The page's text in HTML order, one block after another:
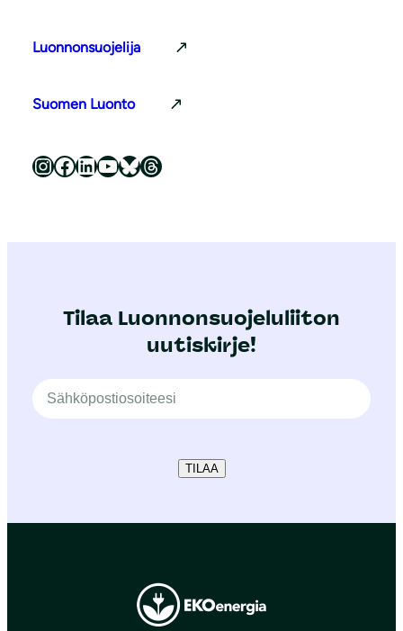
Luonnonsuojelija
Suomen Luonto
Luonnonsuojeluliitto Instagramissa Luonnonsuojeluliitto Facebookissa Luonnonsuojeluliitto LinkedInissä Luonnonsuojeluliiton YouTube-kanava Luonnonsuojeluliitto Blueskyssa Luonnonsuojeluliitto Threadsissa
Tilaa Luonnonsuojeluliiton
uutiskirje!
TILAA